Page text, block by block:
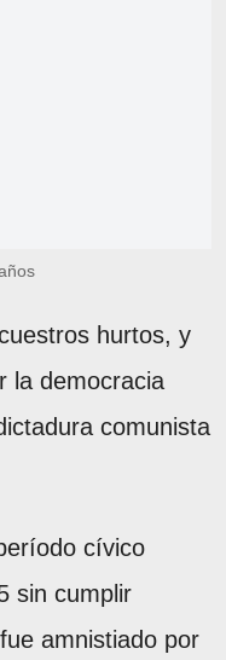
hurtos, y
la democracia
comunista
cívico
sin cumplir
amnistiado por